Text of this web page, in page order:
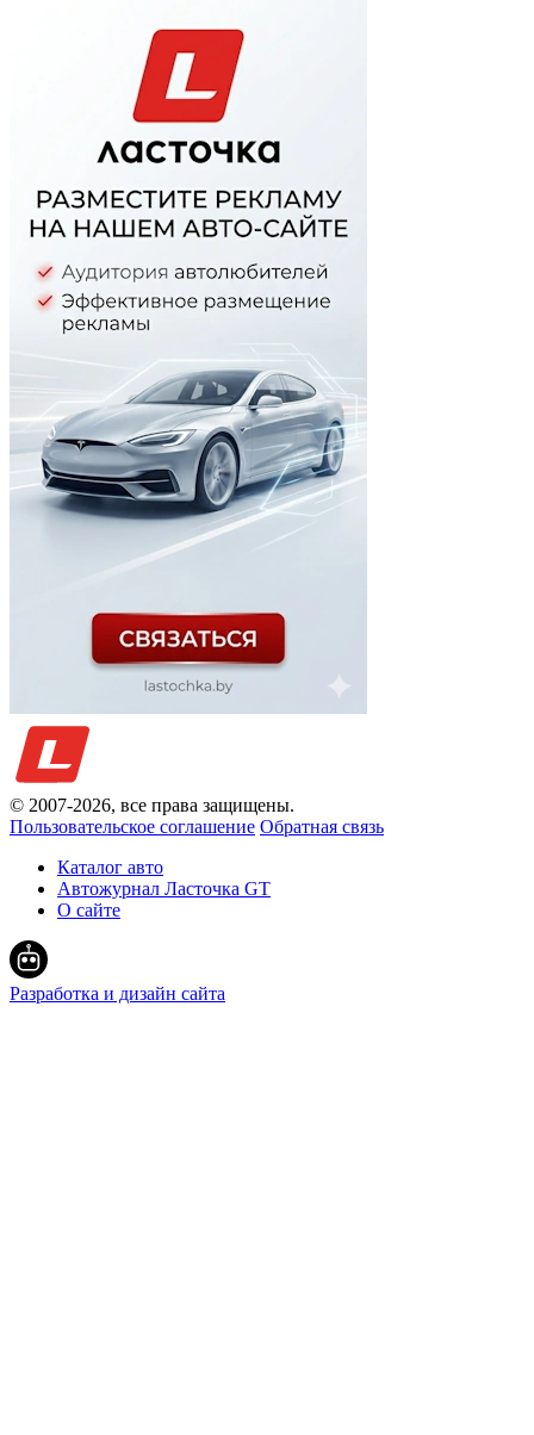
© 2007-2026, все права защищены.
Пользовательское соглашение Обратная связь
Каталог авто
Автожурнал Ласточка GT
О сайте
Разработка и дизайн сайта